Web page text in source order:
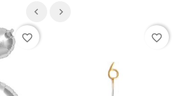
favorite_border favorite_border